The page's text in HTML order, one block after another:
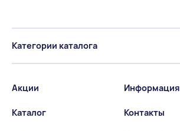
Категории каталога
Акции
Каталог
Информация
Контакты